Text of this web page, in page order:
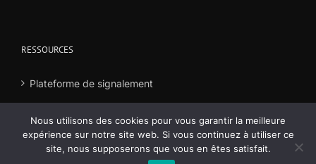
RESSOURCES
Plateforme de signalement
Nous utilisons des cookies pour vous garantir la meilleure
expérience sur notre site web. Si vous continuez à utiliser ce
site, nous supposerons que vous en êtes satisfait.